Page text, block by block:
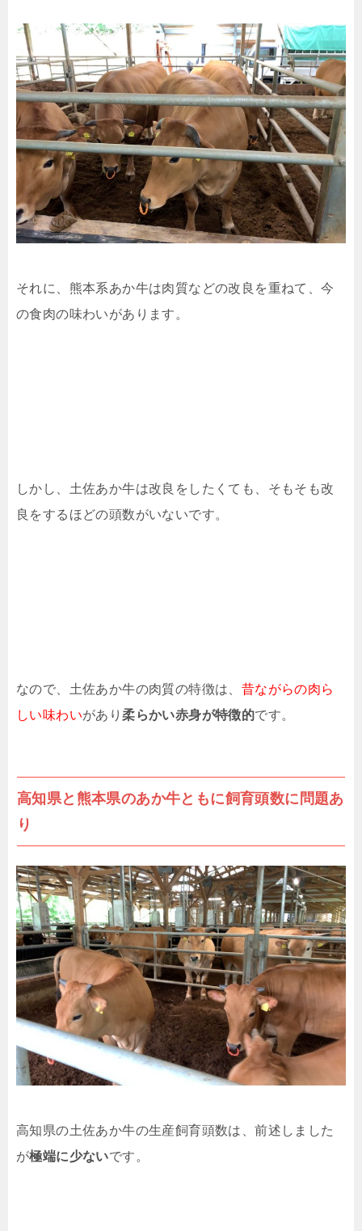
それに、熊本系あか牛は肉質などの改良を重ねて、今
の食肉の味わいがあります。
しかし、土佐あか牛は改良をしたくても、そもそも改
良をするほどの頭数がいないです。
なので、土佐あか牛の肉質の特徴は、 昔ながらの肉ら
しい味わいがあり柔らかい赤身が特徴的です。
高知県と熊本県のあか牛ともに飼育頭数に問題あ
り
高知県の土佐あか牛の生産飼育頭数は、前述しました
が極端に少ないです。